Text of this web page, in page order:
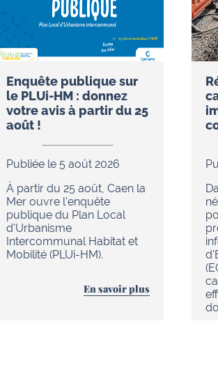
Enquête publique sur
le PLUi-HM : donnez
votre avis à partir du 25
août !
Publiée le 5 août 2026
À partir du 25 août, Caen la
Mer ouvre l'enquête
publique du Plan Local
d'Urbanisme
Intercommunal Habitat et
Mobilité (PLUi-HM).
En savoir plus